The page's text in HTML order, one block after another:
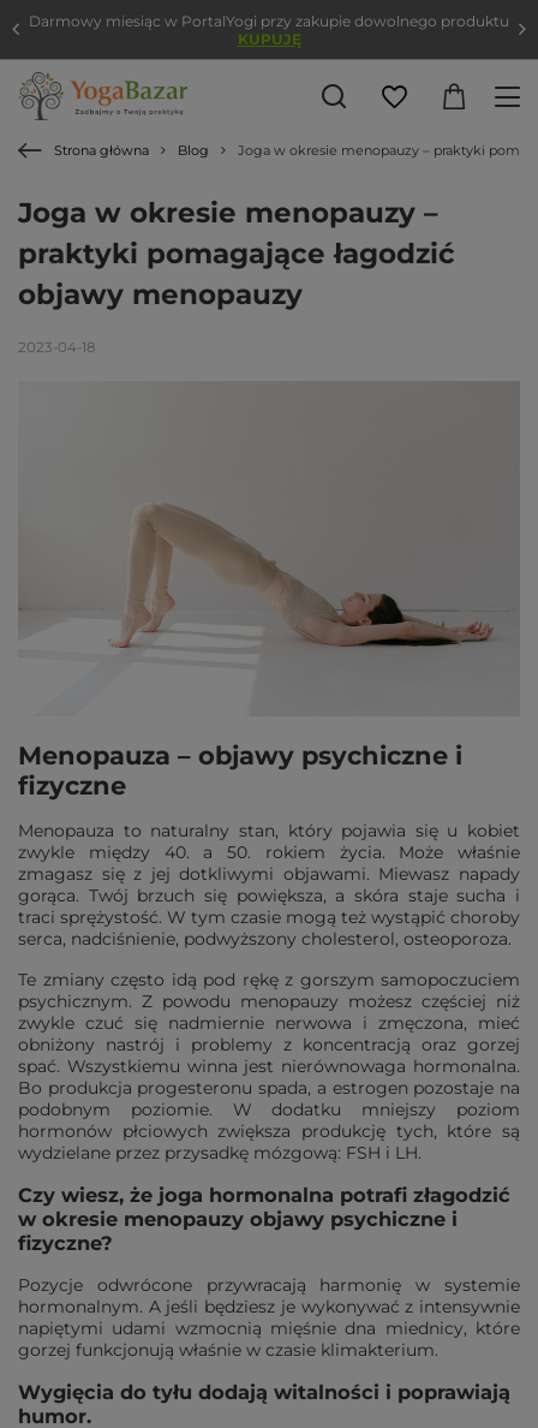
Strona główna Blog Joga w okresie menopauzy – praktyki
Joga w okresie menopauzy –
praktyki pomagające łagodzić
objawy menopauzy
2023-04-18
Menopauza – objawy psychiczne i
fizyczne
Menopauza to naturalny stan, który pojawia się u kobiet
zwykle między 40. a 50. rokiem życia. Może właśnie
zmagasz się z jej dotkliwymi objawami. Miewasz napady
gorąca. Twój brzuch się powiększa, a skóra staje sucha i
traci sprężystość. W tym czasie mogą też wystąpić choroby
serca, nadciśnienie, podwyższony cholesterol, osteoporoza.
Te zmiany często idą pod rękę z gorszym samopoczuciem
psychicznym. Z powodu menopauzy możesz częściej niż
zwykle czuć się nadmiernie nerwowa i zmęczona, mieć
obniżony nastrój i problemy z koncentracją oraz gorzej
spać. Wszystkiemu winna jest nierównowaga hormonalna.
Bo produkcja progesteronu spada, a estrogen pozostaje na
podobnym poziomie. W dodatku mniejszy poziom
hormonów płciowych zwiększa produkcję tych, które są
wydzielane przez przysadkę mózgową: FSH i LH.
Czy wiesz, że joga hormonalna potrafi złagodzić
w okresie menopauzy objawy psychiczne i
fizyczne?
Pozycje odwrócone przywracają harmonię w systemie
hormonalnym. A jeśli będziesz je wykonywać z intensywnie
napiętymi udami wzmocnią mięśnie dna miednicy, które
gorzej funkcjonują właśnie w czasie klimakterium.
Wygięcia do tyłu dodają witalności i poprawiają
humor.
Darmowy miesiąc w PortalYogi przy zakupie dowolnego produktu
KUPUJĘ